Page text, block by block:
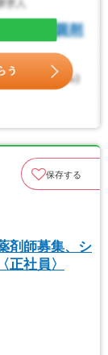
保存する
剤師募集、シ
社員〉